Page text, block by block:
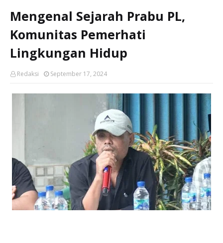
Mengenal Sejarah Prabu PL,
Komunitas Pemerhati
Lingkungan Hidup
Redaksi September 17, 2024